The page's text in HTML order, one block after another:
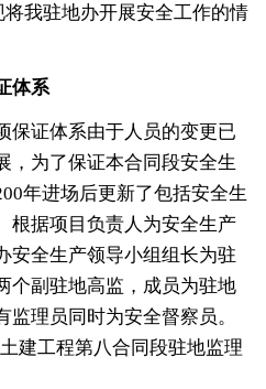
我驻地办开展安全工作的情
体系
保证体系由于人员的变更已
，为了保证本合同段安全生
年进场后更新了包括安全生
根据项目负责人为安全生产
安全生产领导小组组长为驻
个副驻地高监，成员为驻地
理员同时为安全督察员。
建工程第八合同段驻地监理